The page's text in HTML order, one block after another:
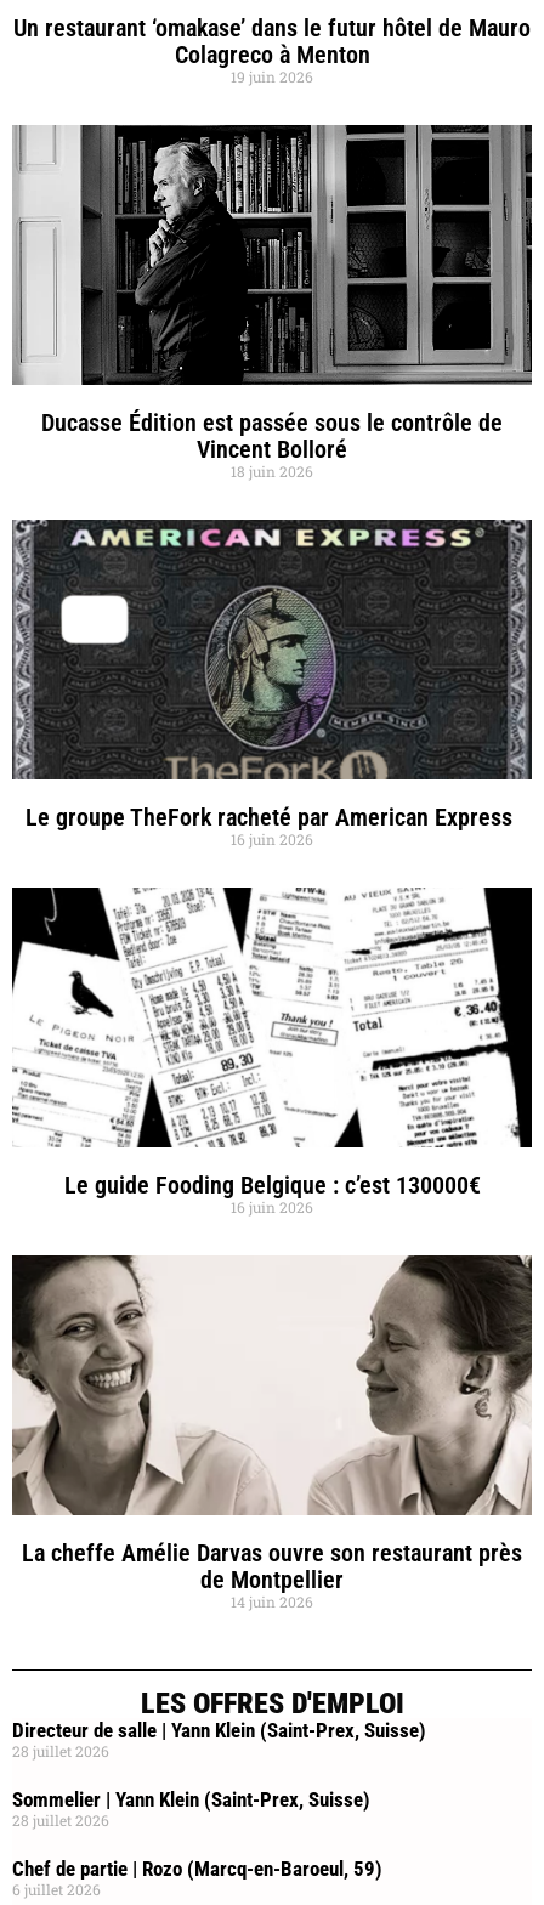
Un restaurant ‘omakase’ dans le futur hôtel de Mauro
Colagreco à Menton
19 juin 2026
Ducasse Édition est passée sous le contrôle de
Vincent Bolloré
18 juin 2026
Le groupe TheFork racheté par American Express
16 juin 2026
Le guide Fooding Belgique : c’est 130000€
16 juin 2026
La cheffe Amélie Darvas ouvre son restaurant près
de Montpellier
14 juin 2026
LES OFFRES D'EMPLOI
Directeur de salle | Yann Klein (Saint-Prex, Suisse)
28 juillet 2026
Sommelier | Yann Klein (Saint-Prex, Suisse)
28 juillet 2026
Chef de partie | Rozo (Marcq-en-Baroeul, 59)
6 juillet 2026